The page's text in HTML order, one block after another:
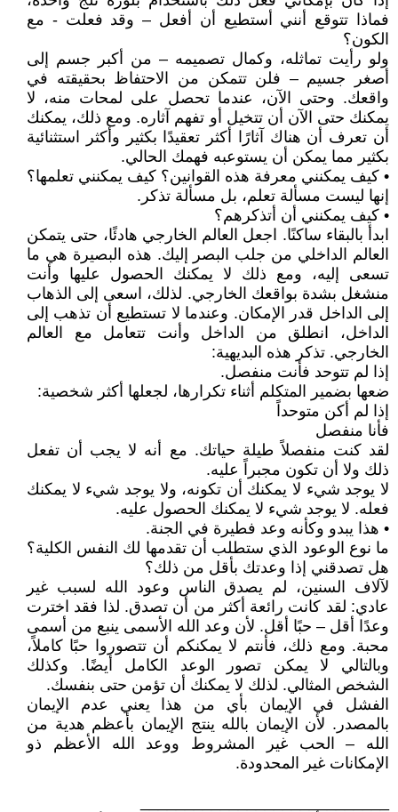
فماذا تتوقع أنني أستطيع أن أفعل – وقد فعلت - مع
الكون؟
ولو رأيت تماثله، وكمال تصميمه – من أكبر جسم إلى
أصغر جسيم – فلن تتمكن من الاحتفاظ بحقيقته في
واقعك. وحتى الآن، عندما تحصل على لمحات منه، لا
يمكنك حتى الآن أن تتخيل أو تفهم آثاره. ومع ذلك، يمكنك
أن تعرف أن هناك آثارًا أكثر تعقيدًا بكثير وأكثر استثنائية
بكثير مما يمكن أن يستوعبه فهمك الحالي.
• كيف يمكنني معرفة هذه القوانين؟ كيف يمكنني تعلمها؟
إنها ليست مسألة تعلم، بل مسألة تذكر.
• كيف يمكنني أن أتذكرهم؟
ابدأ بالبقاء ساكنًا. اجعل العالم الخارجي هادئًا، حتى يتمكن
العالم الداخلي من جلب البصر إليك. هذه البصيرة هي ما
تسعى إليه، ومع ذلك لا يمكنك الحصول عليها وأنت
منشغل بشدة بواقعك الخارجي. لذلك، اسعى إلى الذهاب
إلى الداخل قدر الإمكان. وعندما لا تستطيع أن تذهب إلى
الداخل، انطلق من الداخل وأنت تتعامل مع العالم
الخارجي. تذكر هذه البديهية:
إذا لم تتوحد فأنت منفصل.
ضعها بضمير المتكلم أثناء تكرارها، لجعلها أكثر شخصية:
إذا لم أكن متوحداً
فأنا منفصل
لقد كنت منفصلاً طيلة حياتك. مع أنه لا يجب أن تفعل
ذلك ولا أن تكون مجبراً عليه.
لا يوجد شيء لا يمكنك أن تكونه، ولا يوجد شيء لا يمكنك
فعله. لا يوجد شيء لا يمكنك الحصول عليه.
• هذا يبدو وكأنه وعد فطيرة في الجنة.
ما نوع الوعود الذي ستطلب أن تقدمها لك النفس الكلية؟
هل تصدقني إذا وعدتك بأقل من ذلك؟
لآلاف السنين، لم يصدق الناس وعود الله لسبب غير
عادي: لقد كانت رائعة أكثر من أن تصدق. لذا فقد اخترت
وعدًا أقل – حبًا أقل. لأن وعد الله الأسمى ينبع من أسمى
محبة. ومع ذلك، فأنتم لا يمكنكم أن تتصوروا حبًا كاملاً،
وبالتالي لا يمكن تصور الوعد الكامل أيضًا. وكذلك
الشخص المثالي. لذلك لا يمكنك أن تؤمن حتى بنفسك.
الفشل في الإيمان بأي من هذا يعني عدم الإيمان
بالمصدر. لأن الإيمان بالله ينتج الإيمان بأعظم هدية من
الله – الحب غير المشروط ووعد الله الأعظم ذو
الإمكانات غير المحدودة.